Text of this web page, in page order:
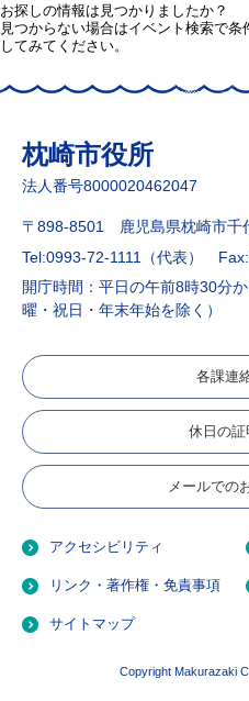
お探しの情報は見つかりましたか？
見つからない場合はイベント検索で条
してみてください。
枕崎市役所
法人番号8000020462047
〒898-8501 鹿児島県枕崎市千
Tel:0993-72-1111（代表）
開庁時間：平日の午前8時30分
曜・祝日・年末年始を除く）
各課連
休日の
メールでの
アクセシビリティ
リンク・著作権・免責事項
サイトマップ
Copyright Makurazaki